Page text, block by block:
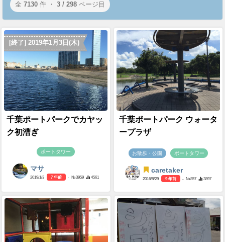
全 7130 件 ・ 3 / 298 ページ目
[終了] 2019年1月3日(木)
千葉ポートパークでカヤッ
ク初漕ぎ
ポートタワー
マサ
2019/1/3 7 年前 - №3959 4561
千葉ポートパーク ウォータ
ープラザ
お散歩・公園 ポートタワー
caretaker
2016/8/29 9 年前 - №857 3897